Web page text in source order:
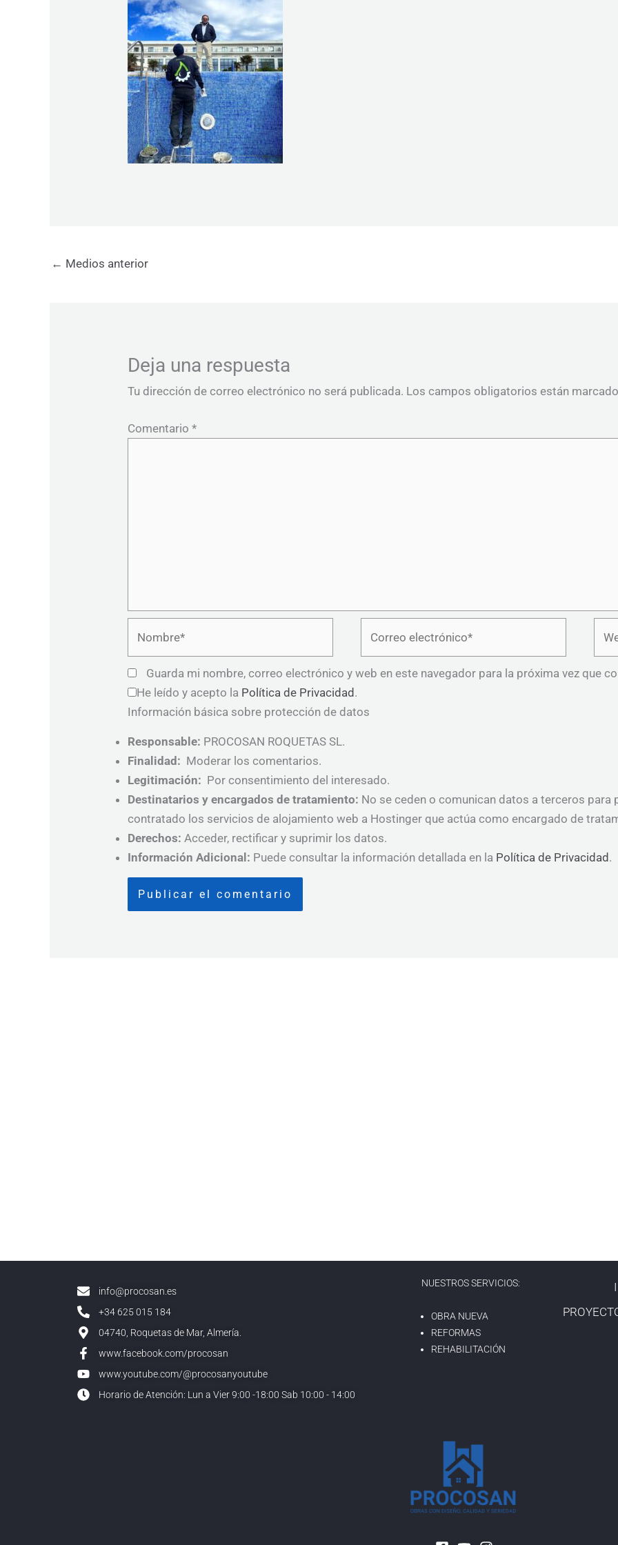
← Medios anterior
Deja una respuesta
Tu dirección de correo electrónico no será publicada. Los campos obligatorios están
Comentario*
Guarda mi nombre, correo electrónico y web en este navegador para la próxima vez que
He leído y acepto la Política de Privacidad.
Información básica sobre protección de datos
Responsable: PROCOSAN ROQUETAS SL.
Finalidad: Moderar los comentarios.
Legitimación: Por consentimiento del interesado.
Destinatarios y encargados de tratamiento: No se ceden o comunican datos a terceros para
contratado los servicios de alojamiento web a Hostinger que actúa como encargado de
Derechos: Acceder, rectificar y suprimir los datos.
Información Adicional: Puede consultar la información detallada en la Política de Privacidad.
info@procosan.es
+34 625 015 184
04740, Roquetas de Mar, Almería.
www.facebook.com/procosan
www.youtube.com/@procosanyoutube
Horario de Atención: Lun a Vier 9:00 -18:00 Sab 10:00 - 14:00
NUESTROS SERVICIOS:
OBRA NUEVA
REFORMAS
REHABILITACIÓN